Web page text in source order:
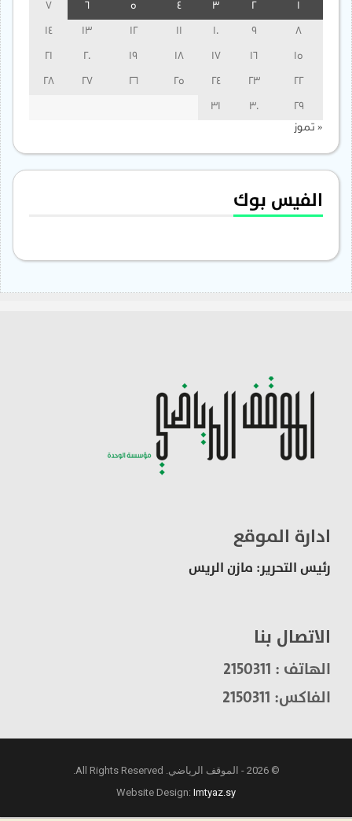
3
13
14
15
16
17
18
19
20
21
22
23
24
25
26
27
28
29
30
31
« تموز
الفيس بوك
ادارة الموقع
رئيس التحرير: مازن الريس
الاتصال بنا
الهاتف : 2150311
الفاكس: 2150311
© 2026 - الموقف الرياضي. All Rights Reserved.
Website Design:Imtyaz.sy